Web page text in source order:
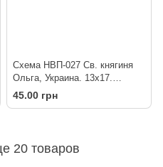
Схема НВП-027 Св. княгиня
Ольга, Украина. 13х17.
45.00 грн
20 товаров